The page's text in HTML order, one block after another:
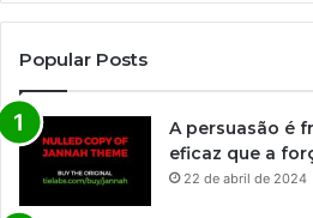
Popular Posts
A persuasão é
eficaz que a
22 de abril de 2024